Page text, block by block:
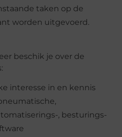
taken op de
worden uitgevoerd.
beschik je over de
interesse in en kennis
, besturings-